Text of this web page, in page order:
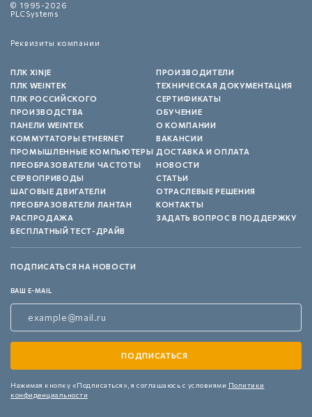
© 1995-2026
PLCSystems
Реквизиты компании
ПЛК XINJE
ПЛК WEINTEK
ПЛК РОССИЙСКОГО
ПРОИЗВОДСТВА
ПАНЕЛИ WEINTEK
КОММУТАТОРЫ ETHERNET
ПРОМЫШЛЕННЫЕ КОМПЬЮТЕРЫ
ПРЕОБРАЗОВАТЕЛИ ЧАСТОТЫ
СЕРВОПРИВОДЫ
ШАГОВЫЕ ДВИГАТЕЛИ
ПРЕОБРАЗОВАТЕЛИ ЛАНТАН
РАСПРОДАЖА
БЕСПЛАТНЫЙ ТЕСТ-ДРАЙВ
ПРОИЗВОДИТЕЛИ
ТЕХНИЧЕСКАЯ ДОКУМЕНТАЦИЯ
СЕРТИФИКАТЫ
ОБУЧЕНИЕ
О КОМПАНИИ
ВАКАНСИИ
ДОСТАВКА И ОПЛАТА
НОВОСТИ
СТАТЬИ
ОТРАСЛЕВЫЕ РЕШЕНИЯ
КОНТАКТЫ
ЗАДАТЬ ВОПРОС В ПОДДЕРЖКУ
ПОДПИСАТЬСЯ НА НОВОСТИ
ВАШ E-MAIL
Нажимая кнопку «Подписаться», я соглашаюсь с условиями Политики
конфиденциальности